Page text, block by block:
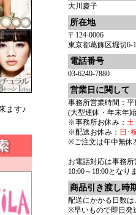
ます♪
大川慶子
所在地
〒124-0006
東京都葛飾区堀切6-
電話番号
03-6240-7880
営業日に関して
事務所営業時間：平
(大型連休・年末年
※事務所お休み： 土
※配送お休み： 日･
※ご注文は年中無休
お電話対応は事務所
10:00～18:00となり
商品引き渡し時
配送にかかる日数は
※早いもので即日発